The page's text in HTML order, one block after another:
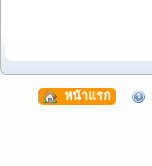
หน้าแรก